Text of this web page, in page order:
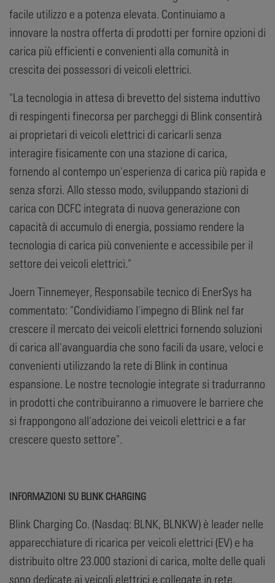
facile utilizzo e a potenza elevata. Continuiamo a
innovare la nostra offerta di prodotti per fornire opzioni di
carica più efficienti e convenienti alla comunità in
crescita dei possessori di veicoli elettrici.
"La tecnologia in attesa di brevetto del sistema induttivo
di respingenti finecorsa per parcheggi di Blink consentirà
ai proprietari di veicoli elettrici di caricarli senza
interagire fisicamente con una stazione di carica,
fornendo al contempo un'esperienza di carica più rapida e
senza sforzi. Allo stesso modo, sviluppando stazioni di
carica con DCFC integrata di nuova generazione con
capacità di accumulo di energia, possiamo rendere la
tecnologia di carica più conveniente e accessibile per il
settore dei veicoli elettrici."
Joern Tinnemeyer, Responsabile tecnico di EnerSys ha
commentato: "Condividiamo l'impegno di Blink nel far
crescere il mercato dei veicoli elettrici fornendo soluzioni
di carica all'avanguardia che sono facili da usare, veloci e
convenienti utilizzando la rete di Blink in continua
espansione. Le nostre tecnologie integrate si tradurranno
in prodotti che contribuiranno a rimuovere le barriere che
si frappongono all'adozione dei veicoli elettrici e a far
crescere questo settore".
INFORMAZIONI SU BLINK CHARGING
Blink Charging Co. (Nasdaq: BLNK, BLNKW) è leader nelle
apparecchiature di ricarica per veicoli elettrici (EV) e ha
distribuito oltre 23.000 stazioni di carica, molte delle quali
sono dedicate ai veicoli elettrici e collegate in rete,